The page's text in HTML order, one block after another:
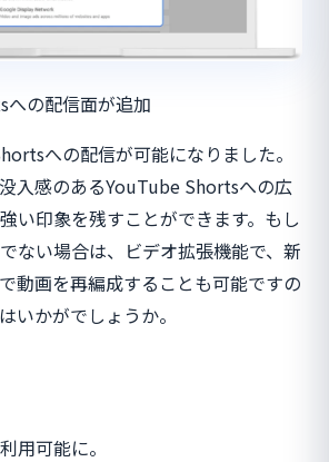
の配信面が追加
への配信が可能になりました。
入感のあるYouTube Shortsへの広
い印象を残すことができます。もし
ない場合は、ビデオ拡張機能で、新
動画を再編成することも可能ですの
いかがでしょうか。
用可能に。